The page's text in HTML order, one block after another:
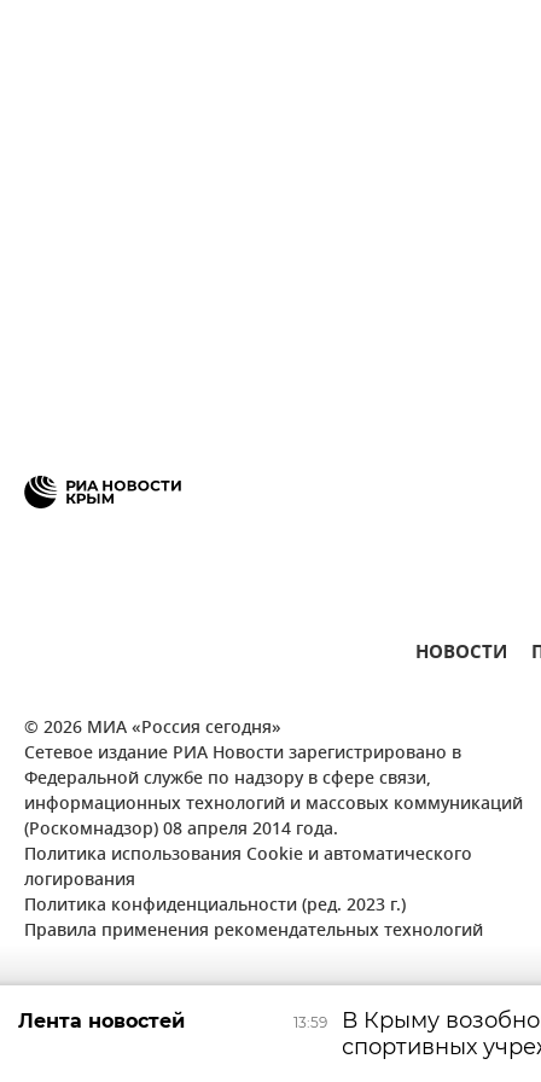
НОВОСТИ
© 2026 МИА «Россия сегодня»
Сетевое издание РИА Новости зарегистрировано в
Федеральной службе по надзору в сфере связи,
информационных технологий и массовых коммуникаций
(Роскомнадзор) 08 апреля 2014 года.
Политика использования Cookie и автоматического
логирования
Политика конфиденциальности (ред. 2023 г.)
Правила применения рекомендательных технологий
13:59
В Крыму
спортивных
Лента новостей